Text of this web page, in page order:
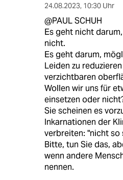
24.08.2023, 10:30 Uhr
@PAUL SCHUH
Es geht nicht
nicht.
Es geht darum,
Leiden zu
verzichtbaren
Wollen wir uns für
einsetzen oder
Sie scheinen es
Inkarnationen der
verbreiten: "nicht so
Bitte, tun Sie das,
wenn andere
nennen.